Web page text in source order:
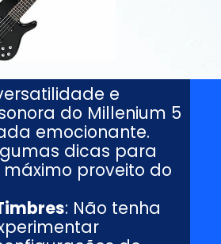
e
do Millenium 5
emocionante.
dicas para
proveito do
: Não tenha